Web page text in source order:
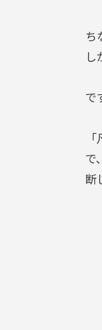
ち
し
で
で
断